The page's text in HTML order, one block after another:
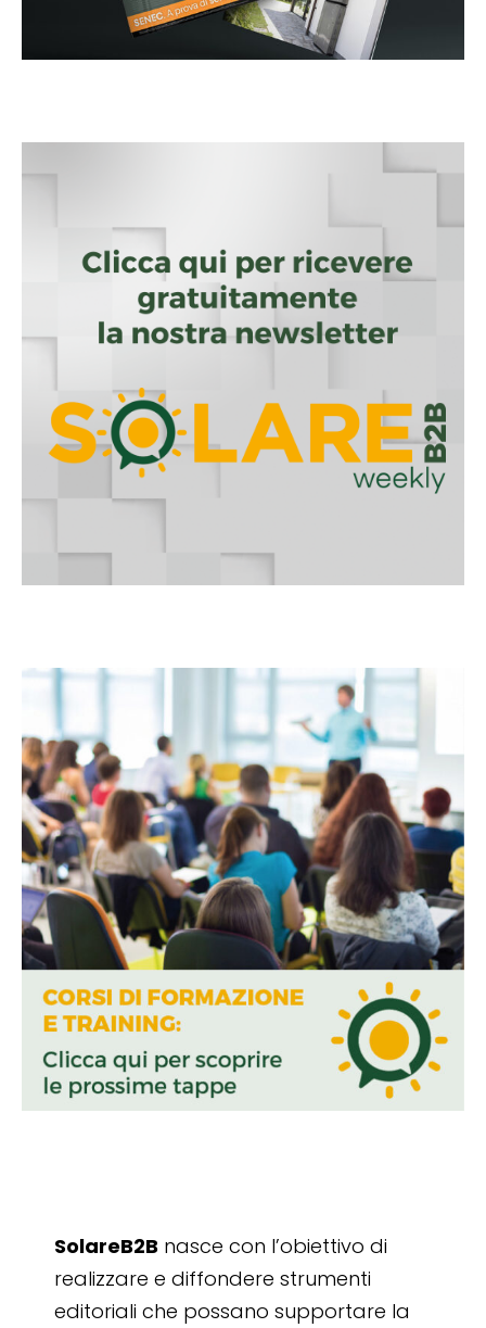
SolareB2B nasce con l’obiettivo di
realizzare e diffondere strumenti
editoriali che possano supportare la